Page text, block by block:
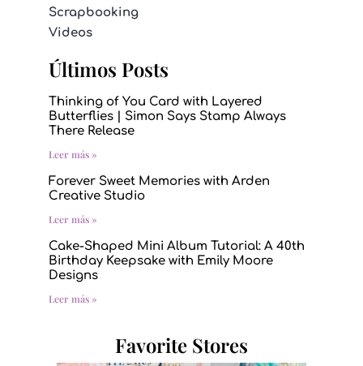
Scrapbooking
Videos
Últimos Posts
Thinking of You Card with Layered
Butterflies | Simon Says Stamp Always
There Release
Leer más »
Forever Sweet Memories with Arden
Creative Studio
Leer más »
Cake-Shaped Mini Album Tutorial: A 40th
Birthday Keepsake with Emily Moore
Designs
Leer más »
Favorite Stores